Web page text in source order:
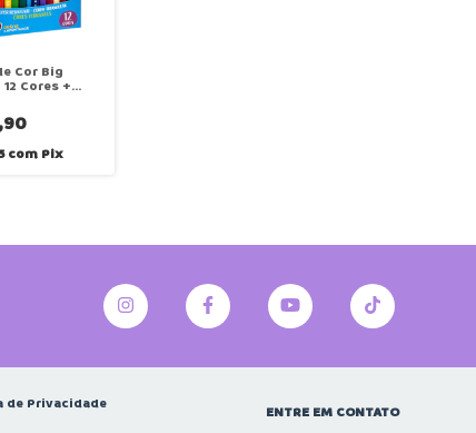
Cor Big
Cores +
Blister | CIS
com Pix
de Privacidade ENTRE EM CONTATO